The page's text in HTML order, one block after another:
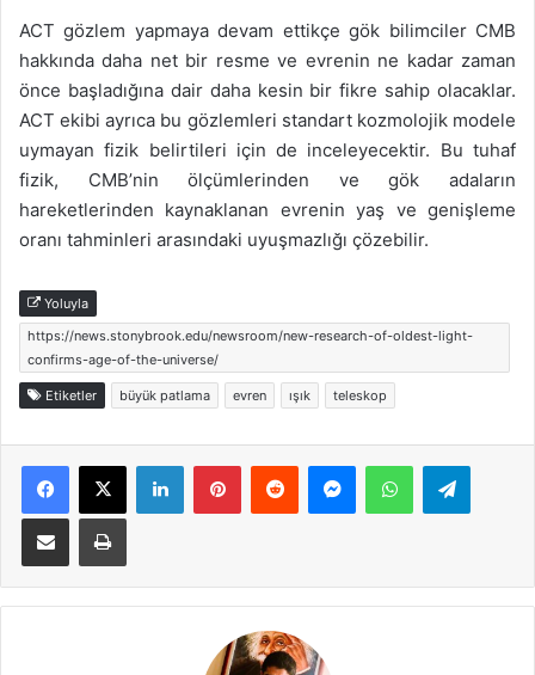
ACT gözlem yapmaya devam ettikçe gök bilimciler CMB
hakkında daha net bir resme ve evrenin ne kadar zaman
önce başladığına dair daha kesin bir fikre sahip olacaklar.
ACT ekibi ayrıca bu gözlemleri standart kozmolojik modele
uymayan fizik belirtileri için de inceleyecektir. Bu tuhaf
fizik, CMB’nin ölçümlerinden ve gök adaların
hareketlerinden kaynaklanan evrenin yaş ve genişleme
oranı tahminleri arasındaki uyuşmazlığı çözebilir.
Yoluyla
https://news.stonybrook.edu/newsroom/new-research-of-oldest-light-
confirms-age-of-the-universe/
Etiketler büyük patlama evren ışık teleskop
Facebook
X LinkedInPinterestReddit MessengerWhatsApp
E-Posta ile paylaş Yazdır